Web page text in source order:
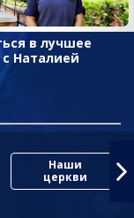
в лучшее
Наталией
Наши
церкви